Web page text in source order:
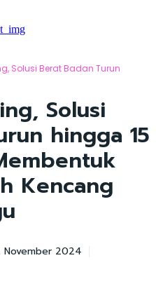
Solusi Berat Badan Turun
Solusi
hingga 15
Kencang
November 2024